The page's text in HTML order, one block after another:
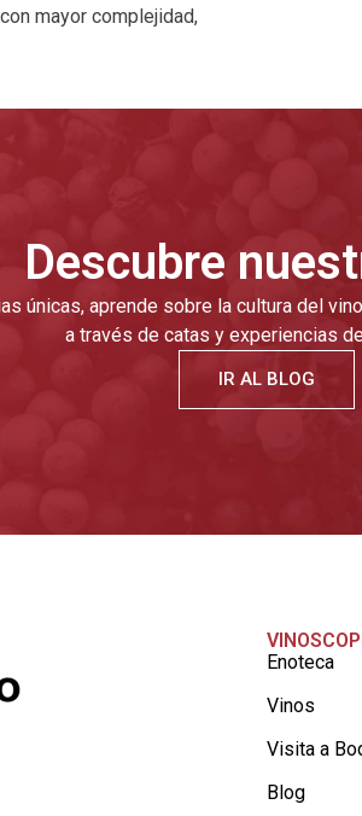
mayor complejidad,
Descubre
únicas, aprende sobre la cultura del
a través de catas y experiencias
IR AL BLOG
Enoteca
Vinos
Visita a
Blog